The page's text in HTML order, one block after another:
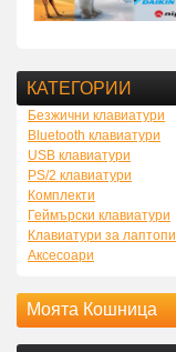
КАТЕГОРИИ
Безжични клавиатури
Bluetooth клавиатури
USB клавиатури
PS/2 клавиатури
Комплекти
Геймърски клавиатури
Клавиатури за лаптопи
Аксесоари
Моята Кошница